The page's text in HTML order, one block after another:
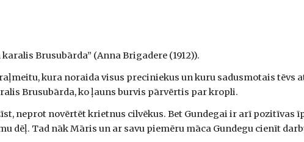
Brusubārda” (Anna Brigadere (1912)).
kura noraida visus preciniekus un kuru sadusmotais tēvs
Brusubārda, ko ļauns burvis pārvērtis par kropli.
neprot novēr­tēt krietnus cilvēkus. Bet Gundegai ir arī pozitīvas
dēļ. Tad nāk Māris un ar savu piemēru māca Gundegu cienīt